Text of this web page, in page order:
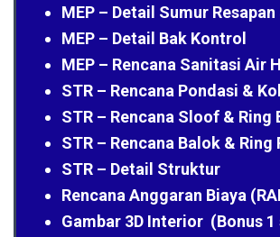
MEP – Detail Sumur
MEP – Detail Bak Kontrol
MEP – Rencana Sanitasi Air
STR – Rencana Pondasi &
STR – Rencana Sloof & Ring
STR – Rencana Balok & Ring
STR – Detail Struktur
Rencana Anggaran Biaya
Gambar 3D Interior (Bonus 1